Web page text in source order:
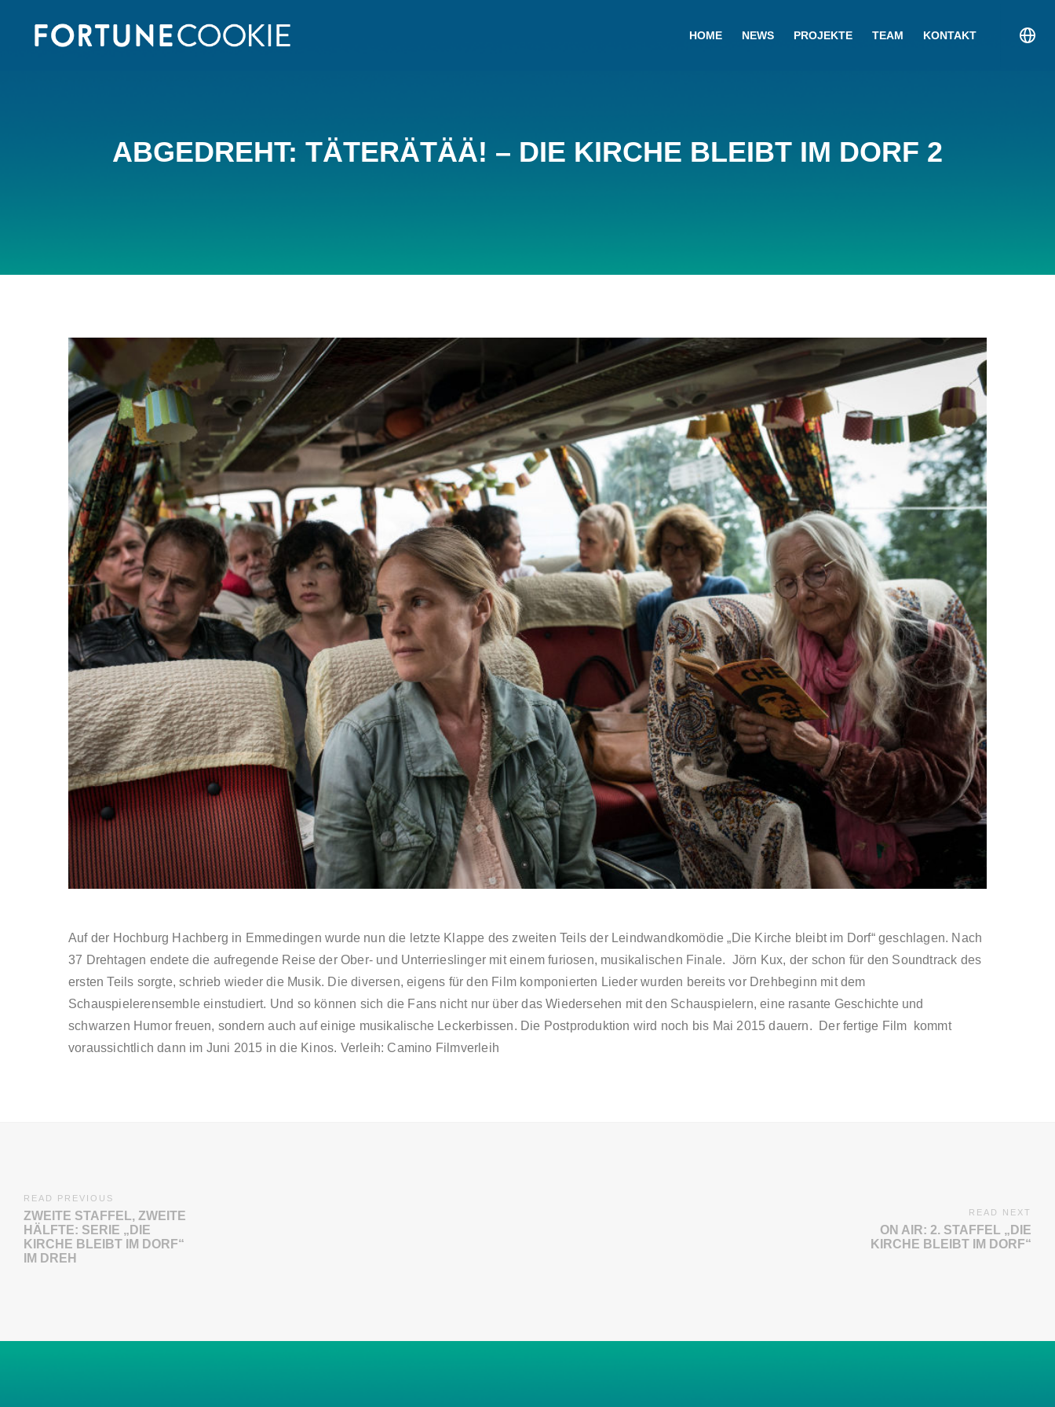
HOME NEWS PROJEKTE TEAM KONTAKT
ABGEDREHT: TÄTERÄTÄÄ! – DIE KIRCHE BLEIBT IM DORF 2
Auf der Hochburg Hachberg in Emmedingen wurde nun die letzte Klappe des zweiten Teils der Leindwandkomödie „Die Kirche bleibt im Dorf“ geschlagen. Nach
37 Drehtagen endete die aufregende Reise der Ober- und Unterrieslinger mit einem furiosen, musikalischen Finale. Jörn Kux, der schon für den Soundtrack des
ersten Teils sorgte, schrieb wieder die Musik. Die diversen, eigens für den Film komponierten Lieder wurden bereits vor Drehbeginn mit dem
Schauspielerensemble einstudiert. Und so können sich die Fans nicht nur über das Wiedersehen mit den Schauspielern, eine rasante Geschichte und
schwarzen Humor freuen, sondern auch auf einige musikalische Leckerbissen. Die Postproduktion wird noch bis Mai 2015 dauern. Der fertige Film kommt
voraussichtlich dann im Juni 2015 in die Kinos. Verleih: Camino Filmverleih
READ PREVIOUS
ZWEITE STAFFEL, ZWEITE
HÄLFTE: SERIE „DIE
KIRCHE BLEIBT IM DORF“
IM DREH
READ NEXT
ON AIR: 2. STAFFEL „DIE
KIRCHE BLEIBT IM DORF“